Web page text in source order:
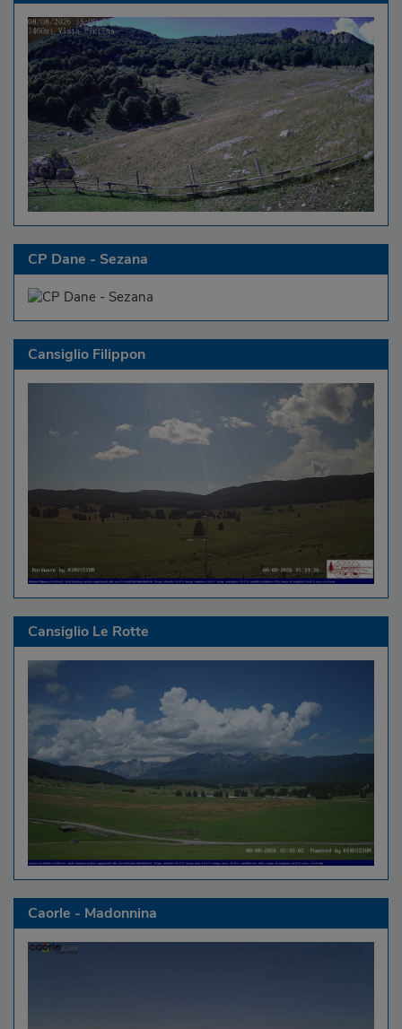
CP Dane - Sezana
Cansiglio Filippon
Cansiglio Le Rotte
Caorle - Madonnina